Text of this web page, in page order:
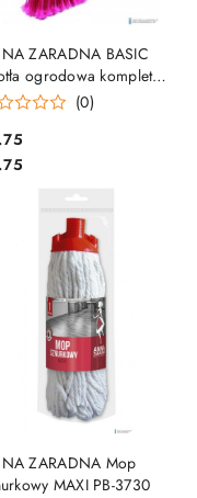
ZARADNA BASIC
ogrodowa komplet
(0)
DO KOSZYKA
ZARADNA Mop
MAXI PB-3730
DO KOSZYKA